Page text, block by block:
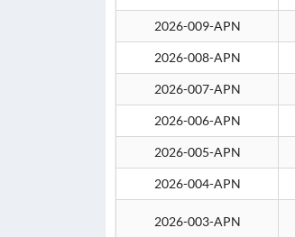
2026-009-APN
2026-008-APN
2026-007-APN
2026-006-APN
2026-005-APN
2026-004-APN
2026-003-APN